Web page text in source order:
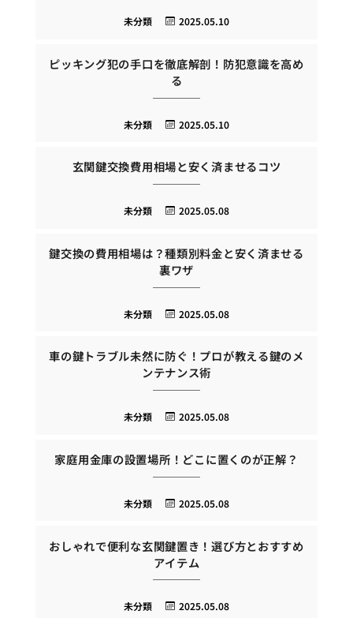
2025.05.10
未分類
ピッキング犯の手口を徹底解剖！防犯意識を高め
る
2025.05.10
未分類
玄関鍵交換費用相場と安く済ませるコツ
2025.05.08
未分類
鍵交換の費用相場は？種類別料金と安く済ませる
裏ワザ
2025.05.08
未分類
車の鍵トラブル未然に防ぐ！プロが教える鍵のメ
ンテナンス術
2025.05.08
未分類
家庭用金庫の設置場所！どこに置くのが正解？
2025.05.08
未分類
おしゃれで便利な玄関鍵置き！選び方とおすすめ
アイテム
2025.05.08
未分類